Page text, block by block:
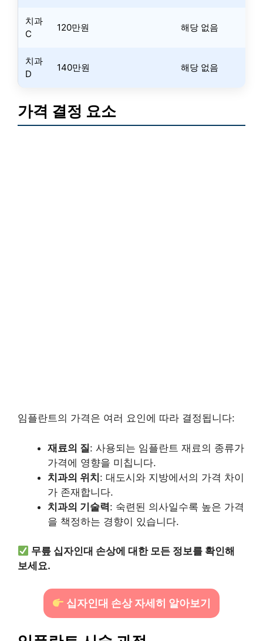
치과
C
120만원 해당 없음
치과
D
140만원 해당 없음
가격 결정 요소
임플란트의 가격은 여러 요인에 따라 결정됩니다:
재료의 질: 사용되는 임플란트 재료의 종류가
가격에 영향을 미칩니다.
치과의 위치: 대도시와 지방에서의 가격 차이
가 존재합니다.
치과의 기술력: 숙련된 의사일수록 높은 가격
을 책정하는 경향이 있습니다.
무릎 십자인대 손상에 대한 모든 정보를 확인해
보세요.
십자인대 손상 자세히 알아보기